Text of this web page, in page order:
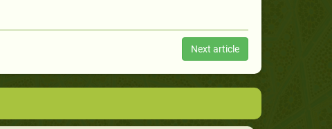
Next article